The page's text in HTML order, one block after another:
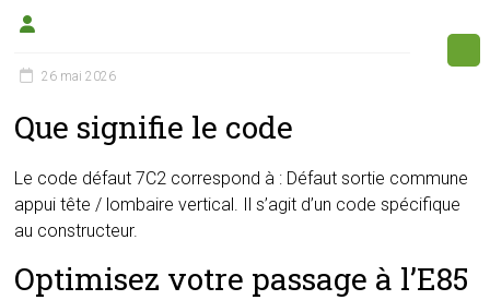
éthanol
26 mai 2026
Que signifie le code
Le code défaut 7C2 correspond à : Défaut sortie commune
appui tête / lombaire vertical. Il s’agit d’un code spécifique
au constructeur.
Optimisez votre passage à l’E85